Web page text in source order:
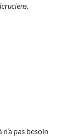
n’a pas besoin